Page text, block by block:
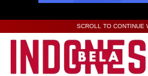
SCROLL TO CONTINUE